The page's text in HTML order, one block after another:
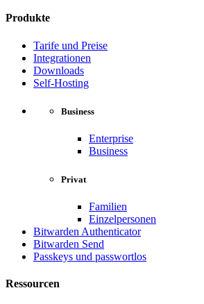
Produkte
Tarife und Preise
Integrationen
Downloads
Self-Hosting
Business
Enterprise
Business
Privat
Familien
Einzelpersonen
Bitwarden Authenticator
Bitwarden Send
Passkeys und passwortlos
Ressourcen